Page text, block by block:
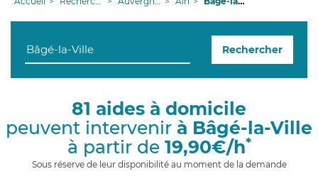
n
g
i
Rechercher
81 aides à domicile
peuvent intervenir à Bâgé-la-Ville
à partir de 19,90€/h*
Sous réserve de leur disponibilité au moment de la demande